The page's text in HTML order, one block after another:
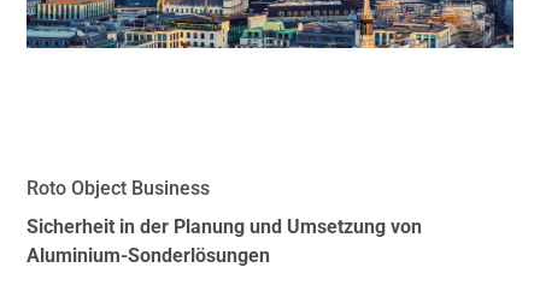
Roto Object Business
Sicherheit in der Planung und Umsetzung von
Aluminium-Sonderlösungen